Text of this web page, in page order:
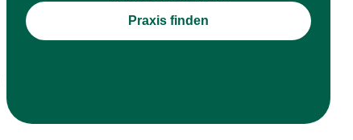
Praxis finden